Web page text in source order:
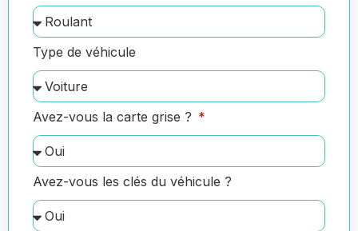
Type de véhicule
Avez-vous la carte grise ?
Avez-vous les clés du véhicule ?